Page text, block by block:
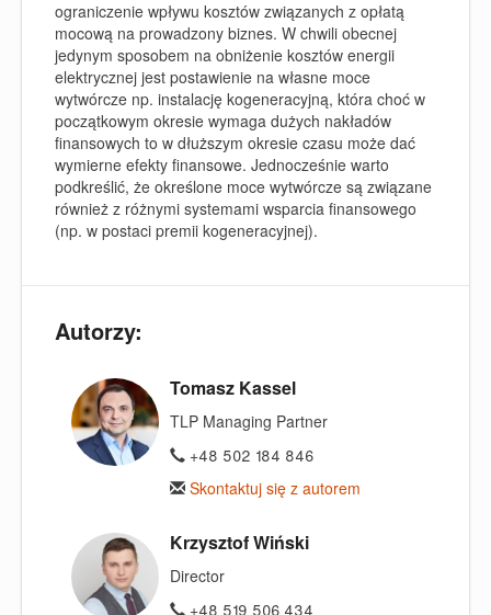
ograniczenie wpływu kosztów związanych z opłatą
mocową na prowadzony biznes. W chwili obecnej
jedynym sposobem na obniżenie kosztów energii
elektrycznej jest postawienie na własne moce
wytwórcze np. instalację kogeneracyjną, która choć w
początkowym okresie wymaga dużych nakładów
finansowych to w dłuższym okresie czasu może dać
wymierne efekty finansowe. Jednocześnie warto
podkreślić, że określone moce wytwórcze są związane
również z różnymi systemami wsparcia finansowego
(np. w postaci premii kogeneracyjnej).
Autorzy:
Tomasz Kassel
TLP Managing Partner
+48 502 184 846
Skontaktuj się z autorem
Krzysztof Wiński
Director
+48 519 506 434